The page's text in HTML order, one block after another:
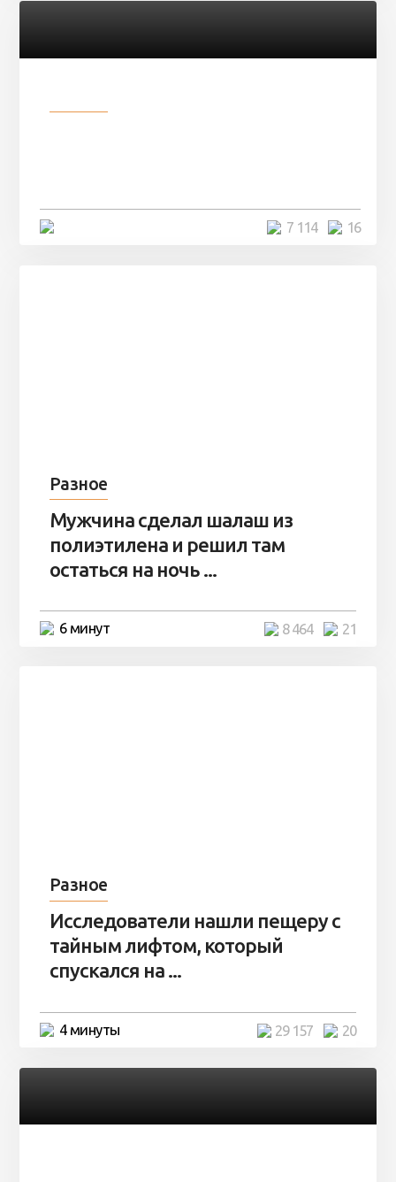
16
7 114
Разное
Мужчина сделал шалаш из
полиэтилена и решил там
остаться на ночь ...
6 минут 21
8 464
Разное
Исследователи нашли пещеру с
тайным лифтом, который
спускался на ...
4 минуты 20
29 157